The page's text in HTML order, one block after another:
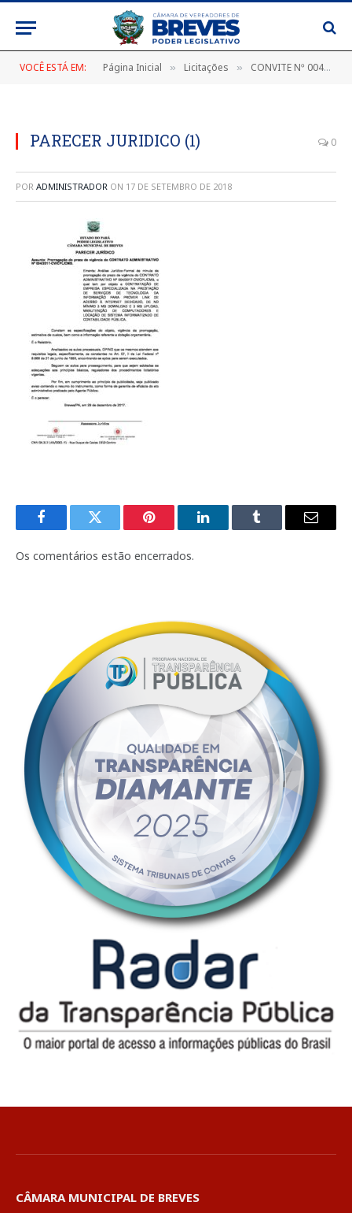
VOCÊ ESTÁ EM: Página Inicial » Licitações » CONVITE Nº 004/2017-CC/CPL/CMB
PARECER JURIDICO (1) 0
POR ADMINISTRADOR ON 17 DE SETEMBRO DE 2018
FacebookTwitter Pinterest LinkedInTumblr
E-
Os comentários estão encerrados.
CÂMARA MUNICIPAL DE BREVES